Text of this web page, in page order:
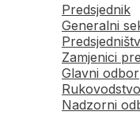
Predsjednik
Generalni
Zamjenici
Glavni odbor
Nadzorni